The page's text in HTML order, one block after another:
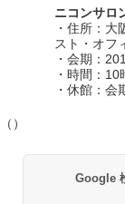
ニコンサロ
・住所：
スト・オフ
・会期：
・時間：
・休館：会
（）
Google